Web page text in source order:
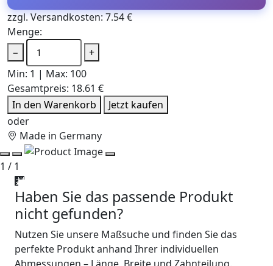
zzgl. Versandkosten: 7.54 €
Menge:
−
+
Min: 1 | Max: 100
Gesamtpreis: 18.61 €
In den Warenkorb
Jetzt kaufen
oder
Made in Germany
1 / 1
Haben Sie das passende Produkt
nicht gefunden?
Nutzen Sie unsere Maßsuche und finden Sie das
perfekte Produkt anhand Ihrer individuellen